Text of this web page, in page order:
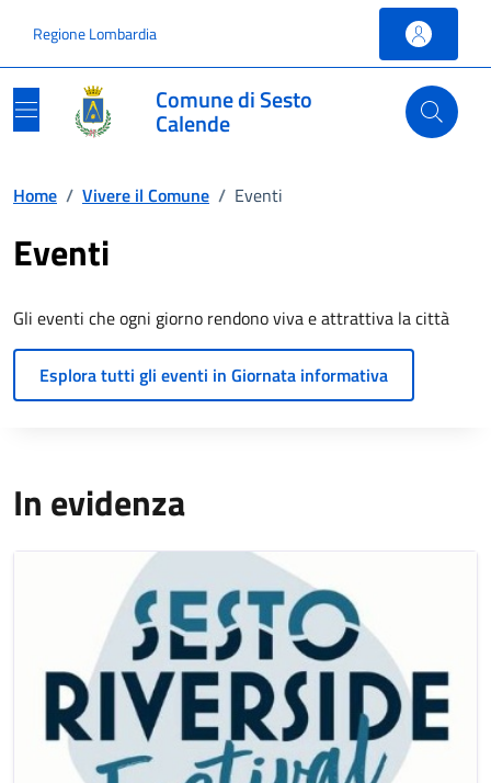
Regione Lombardia
Comune di Sesto
Calende
Home / Vivere il Comune / Eventi
Eventi
Gli eventi che ogni giorno rendono viva e attrattiva la città
Esplora tutti gli eventi in Giornata informativa
In evidenza